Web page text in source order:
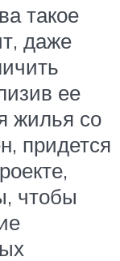
такое
даже
ее
жилья со
придется
чтобы